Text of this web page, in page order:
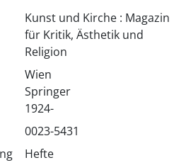
Kunst und Kirche : Magazin
für Kritik, Ästhetik und
Religion
Wien
Springer
1924-
0023-5431
Hefte